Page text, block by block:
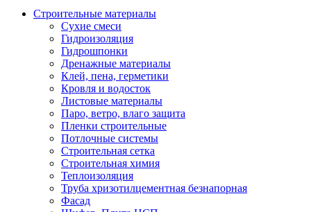
Строительные материалы
Сухие смеси
Гидроизоляция
Гидрошпонки
Дренажные материалы
Клей, пена, герметики
Кровля и водосток
Листовые материалы
Паро, ветро, влаго защита
Пленки строительные
Потлочные системы
Строительная сетка
Строительная химия
Теплоизоляция
Труба хризотилцементная безнапорная
Фасад